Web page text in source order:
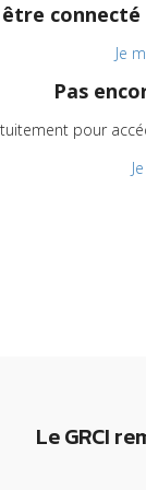
Je
Pas
pour
Le GRCI